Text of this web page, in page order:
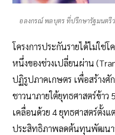
อลงกรณ์ พลบุตร ที่ปรึกษารัฐมนตรี
โครงการประกันรายได้ไม่ใช่
หนึ่งของช่วงเปลี่ยนผ่าน
ปฏิรูปภาคเกษตร เพื่อสร้างศั
ชาวนาภายใต้ยุทธศาสตร์ข้า
เคลื่อนด้วย 4 ยุทธศาสตร์ตั้ง
ประสิทธิภาพลดต้นทุนพัฒนา